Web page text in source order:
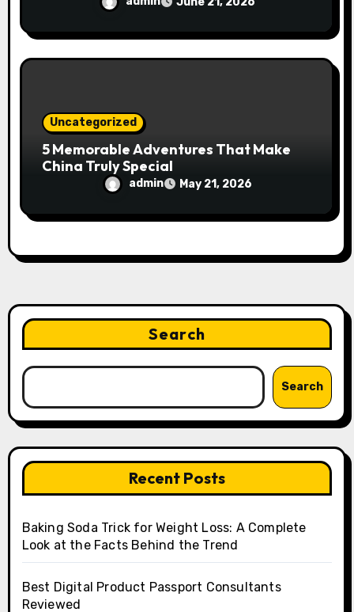
Uncategorized
5 Memorable Adventures That Make
China Truly Special
admin May 21, 2026
Search
Search
Recent Posts
Baking Soda Trick for Weight Loss: A Complete
Look at the Facts Behind the Trend
Best Digital Product Passport Consultants
Reviewed